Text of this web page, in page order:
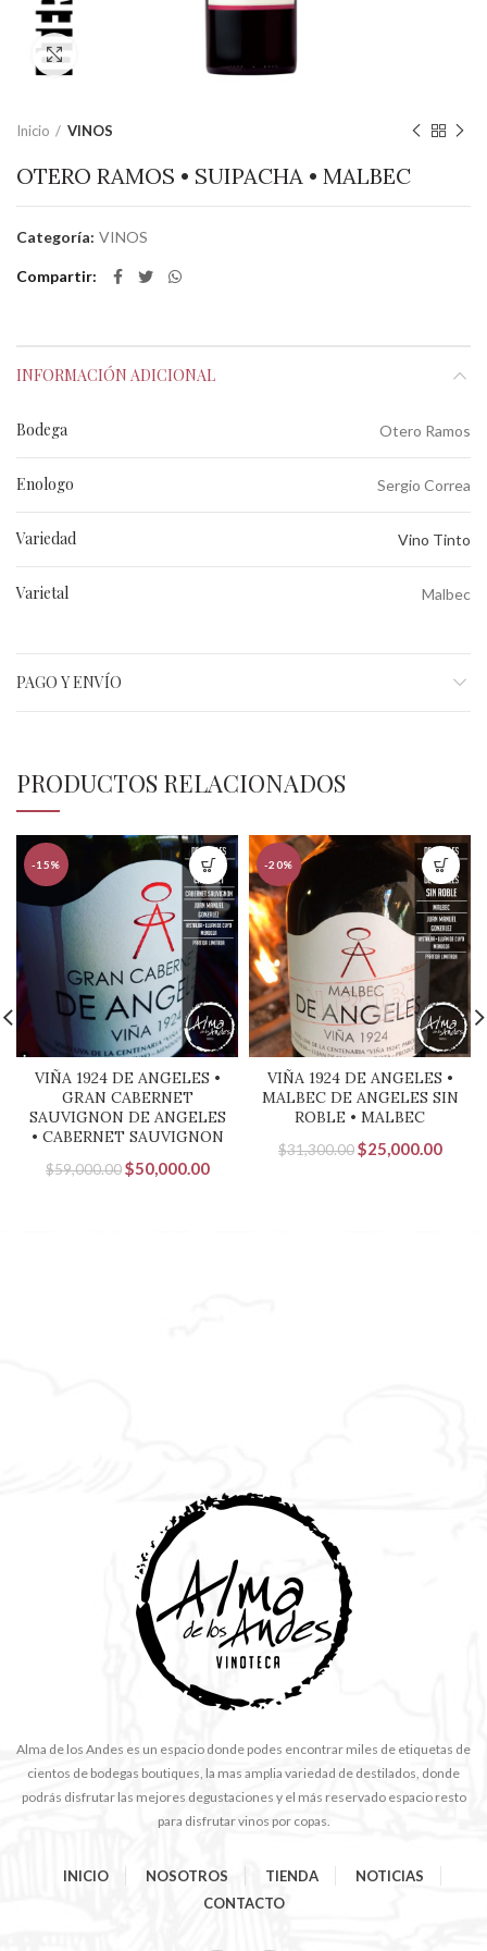
Inicio VINOS
OTERO RAMOS • SUIPACHA • MALBEC
Categoría: VINOS
Compartir
INFORMACIÓN ADICIONAL
Bodega Otero Ramos
Enologo Sergio Correa
Variedad Vino Tinto
Varietal Malbec
PAGO Y ENVÍO
PRODUCTOS RELACIONADOS
-15%
VIÑA 1924 DE ANGELES •
GRAN CABERNET
SAUVIGNON DE ANGELES
• CABERNET SAUVIGNON
$59,000.00 El
$50,000.00El
-20%
VIÑA 1924 DE ANGELES •
MALBEC DE ANGELES SIN
ROBLE • MALBEC
$31,300.00 El
$25,000.00El
Alma de los Andes es un espacio donde podes encontrar miles de etiquetas de
cientos de bodegas boutiques, la mas amplia variedad de destilados, donde
podrás disfrutar las mejores degustaciones y el más reservado espacio resto
para disfrutar vinos por copas.
INICIO NOSOTROS TIENDA
NOTICIAS
CONTACTO